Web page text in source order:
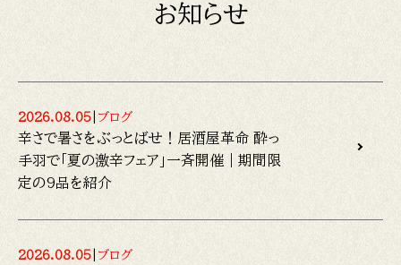
お知らせ
2026.08.05 ブログ
辛さで暑さをぶっとばせ！居酒屋革命 酔っ
手羽で「夏の激辛フェア」一斉開催｜期間限
定の9品を紹介
2026.08.05 ブログ